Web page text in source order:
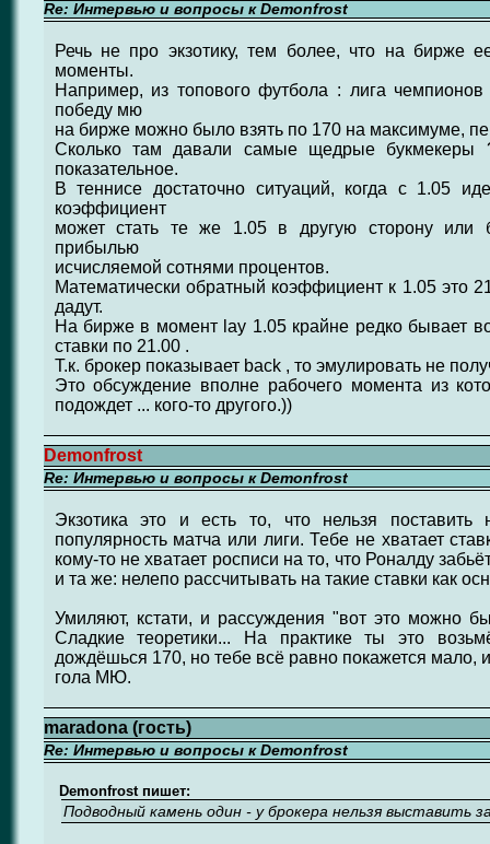
Re: Интервью и вопросы к Demonfrost
Речь не про экзотику, тем более, что на бирже
моменты.
Например, из топового футбола : лига
победу мю
на бирже можно было взять по 170 на максимуме,
Сколько там давали самые щедрые букмекеры
показательное.
В теннисе достаточно ситуаций, когда с 1.05
коэффициент
может стать те же 1.05 в другую сторону или
прибылью
исчисляемой сотнями процентов.
Математически обратный коэффициент к 1.05 это
дадут.
На бирже в момент lay 1.05 крайне редко бывает
ставки по 21.00 .
Т.к. брокер показывает back , то эмулировать не
Это обсуждение вполне рабочего момента из
подождет ... кого-то другого.))
Demonfrost
Re: Интервью и вопросы к Demonfrost
Экзотика это и есть то, что нельзя
популярность матча или лиги. Тебе не хватает
кому-то не хватает росписи на то, что Роналду
и та же: нелепо рассчитывать на такие ставки как
Умиляют, кстати, и рассуждения "вот это можно
Сладкие теоретики... На практике ты это
дождёшься 170, но тебе всё равно покажется мало,
гола МЮ.
maradona (гость)
Re: Интервью и вопросы к Demonfrost
Demonfrost пишет:
Подводный камень один - у брокера нельзя выставить